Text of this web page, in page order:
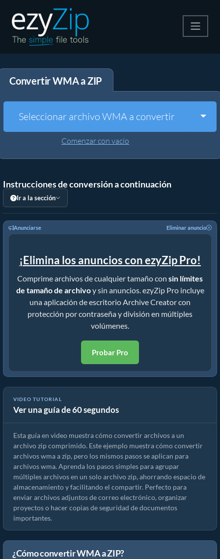
Descomprime
Otras herramientas
Convertir WMA a ZIP
Seleccionar archivo WMA a convertir
Comenzar con vacío
Instrucciones de conversión a continuación
Ir a la sección
Anunciarse Eliminar anuncio
¡Elimina los anuncios con ezyZip Pro!
Comprime archivos de cualquier tamaño con sin límites
de tamaño de archivoy sin anuncios. ezyZip Pro incluye
una aplicación de escritorio Archive Creator con
protección por contraseña y división en múltiples
volúmenes.
Probar Pro
VIDEO TUTORIAL
Ver una guía de 60 segundos
Cómo convertir archivos a ZIP en línea (Guía simple)
Esta guía en video muestra cómo convertir archivos a un
archivo zip comprimido. Este ejemplo muestra cómo convertir
archivos wma a zip, pero los mismos pasos se aplican para
archivos wma. Aprenda los pasos simples para agrupar
múltiples archivos en un solo archivo zip, ahorrando espacio de
almacenamiento y facilitando el compartir. Perfecto para
enviar archivos adjuntos de correo electrónico, organizar
proyectos o hacer copias de seguridad de documentos
importantes.
¿Cómo convertir WMA a ZIP?